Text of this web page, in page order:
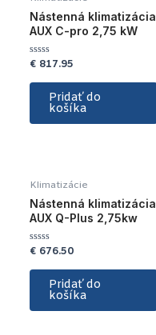
Nástenná klimatizácia
AUX C-pro 2,75 kW
Hodnotenie
z
€817.95
Pridať do
košíka
Klimatizácie
Nástenná klimatizácia
AUX Q-Plus 2,75kw
Hodnotenie
z
€676.50
Pridať do
košíka